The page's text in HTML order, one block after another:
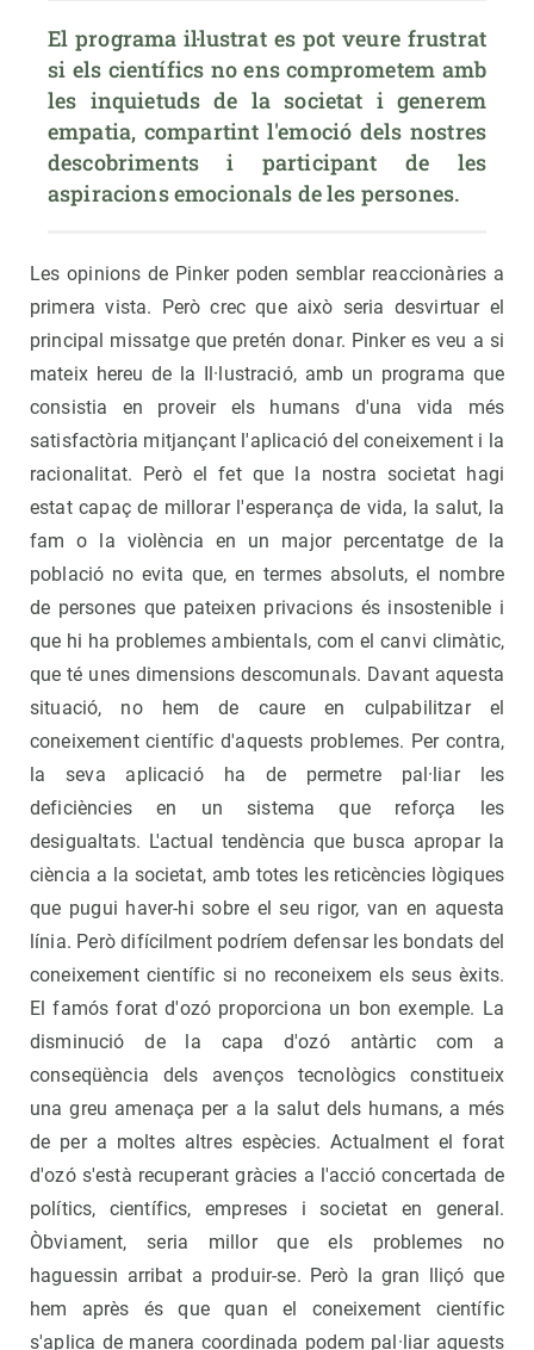
El programa il·lustrat es pot veure frustrat
si els científics no ens comprometem amb
les inquietuds de la societat i generem
empatia, compartint l'emoció dels nostres
descobriments i participant de les
aspiracions emocionals de les persones.
Les opinions de Pinker poden semblar reaccionàries a
primera vista. Però crec que això seria desvirtuar el
principal missatge que pretén donar. Pinker es veu a si
mateix hereu de la Il·lustració, amb un programa que
consistia en proveir els humans d'una vida més
satisfactòria mitjançant l'aplicació del coneixement i la
racionalitat. Però el fet que la nostra societat hagi
estat capaç de millorar l'esperança de vida, la salut, la
fam o la violència en un major percentatge de la
població no evita que, en termes absoluts, el nombre
de persones que pateixen privacions és insostenible i
que hi ha problemes ambientals, com el canvi climàtic,
que té unes dimensions descomunals. Davant aquesta
situació, no hem de caure en culpabilitzar el
coneixement científic d'aquests problemes. Per contra,
la seva aplicació ha de permetre pal·liar les
deficiències en un sistema que reforça les
desigualtats. L'actual tendència que busca apropar la
ciència a la societat, amb totes les reticències lògiques
que pugui haver-hi sobre el seu rigor, van en aquesta
línia. Però difícilment podríem defensar les bondats del
coneixement científic si no reconeixem els seus èxits.
El famós forat d'ozó proporciona un bon exemple. La
disminució de la capa d'ozó antàrtic com a
conseqüència dels avenços tecnològics constitueix
una greu amenaça per a la salut dels humans, a més
de per a moltes altres espècies. Actualment el forat
d'ozó s'està recuperant gràcies a l'acció concertada de
polítics, científics, empreses i societat en general.
Òbviament, seria millor que els problemes no
haguessin arribat a produir-se. Però la gran lliçó que
hem après és que quan el coneixement científic
s'aplica de manera coordinada podem pal·liar aquests